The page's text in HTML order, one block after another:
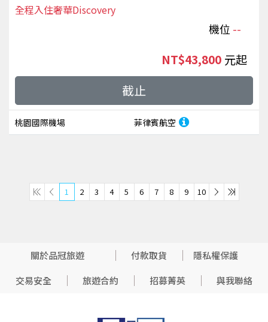
機位 --
全程入住奢華Discovery
桃園國際機場 菲律賓航空
NT$43,800 起
截止
1 2 3 4 5 6 7 8 9 10
關於品冠旅遊 付款取貨
隱私權保護
交易安全
旅遊合約 招募菁英 與我聯絡